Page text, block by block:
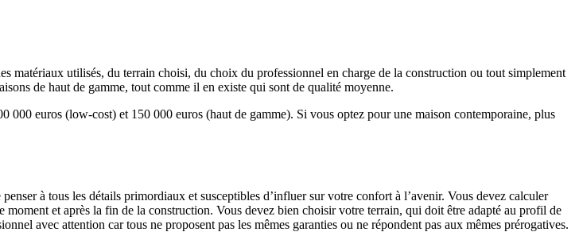
matériaux utilisés, du terrain choisi, du choix du professionnel en charge de la construction ou tout simplement
de haut de gamme, tout comme il en existe qui sont de qualité moyenne.
euros (low-cost) et 150 000 euros (haut de gamme). Si vous optez pour une maison contemporaine, plus
à tous les détails primordiaux et susceptibles d’influer sur votre confort à l’avenir. Vous devez calculer
et après la fin de la construction. Vous devez bien choisir votre terrain, qui doit être adapté au profil de
avec attention car tous ne proposent pas les mêmes garanties ou ne répondent pas aux mêmes prérogatives.